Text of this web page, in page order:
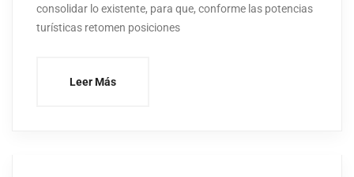
consolidar lo existente, para que, conforme las potencias
turísticas retomen posiciones
Leer Más